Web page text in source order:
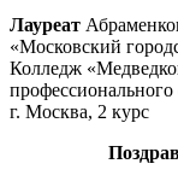
Лауреат
«Московский
Колледж
г. Москва, 2 курс